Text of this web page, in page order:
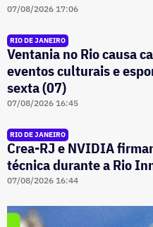
07/08/2026 17:06
RIO DE JANEIRO
Ventania no Rio causa
eventos culturais e
sexta (07)
07/08/2026 16:45
RIO DE JANEIRO
Crea-RJ e NVIDIA
técnica durante a Rio
07/08/2026 16:44